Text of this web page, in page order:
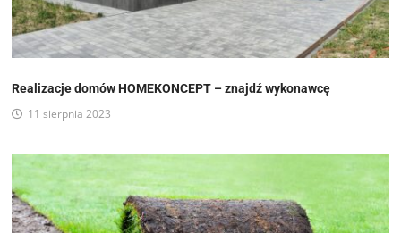
Realizacje domów HOMEKONCEPT – znajdź wykonawcę
11 sierpnia 2023